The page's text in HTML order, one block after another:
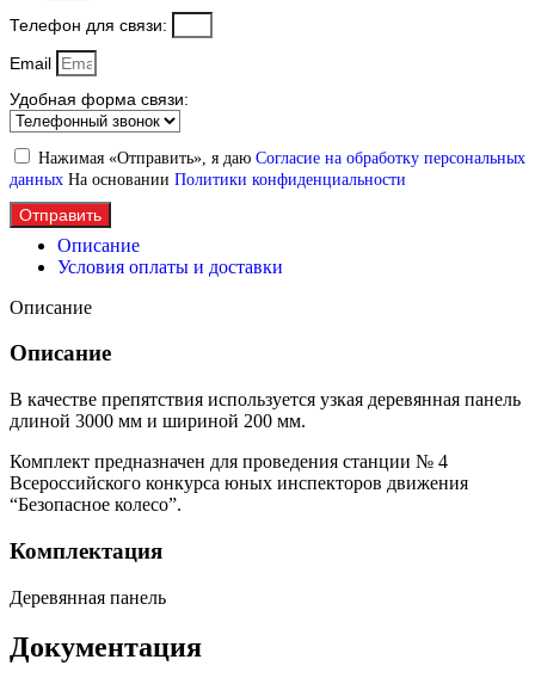
Телефон для связи:
Email
Удобная форма связи:
Нажимая «Отправить», я даю Согласие на обработку персональных
данных На основании Политики конфиденциальности
Отправить
Описание
Условия оплаты и доставки
Описание
Описание
В качестве препятствия используется узкая деревянная панель
длиной 3000 мм и шириной 200 мм.
Комплект предназначен для проведения станции № 4
Всероссийского конкурса юных инспекторов движения
“Безопасное колесо”.
Комплектация
Деревянная панель
Документация